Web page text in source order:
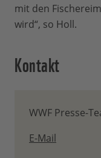
mit den
wird“, so Holl.
Kontakt
WWF Presse-
E-Mail